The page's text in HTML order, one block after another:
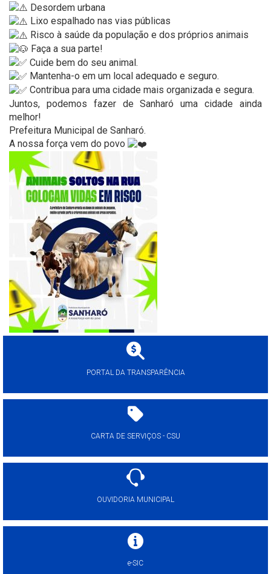
Desordem urbana
Lixo espalhado nas vias públicas
Risco à saúde da população e dos próprios animais
Faça a sua parte!
Cuide bem do seu animal.
Mantenha-o em um local adequado e seguro.
Contribua para uma cidade mais organizada e segura.
Juntos, podemos fazer de Sanharó uma cidade ainda
melhor!
Prefeitura Municipal de Sanharó.
A nossa força vem do povo
PORTAL DA TRANSPARÊNCIA
CARTA DE SERVIÇOS - CSU
OUVIDORIA MUNICIPAL
e-SIC